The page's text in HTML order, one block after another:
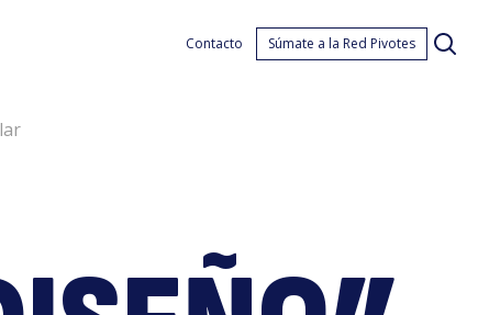
Contacto Súmate a la Red Pivotes